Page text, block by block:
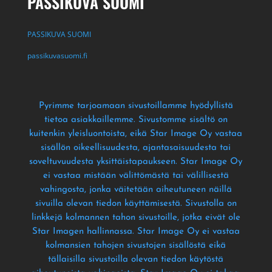
PASSIKUVA SUOMI
passikuvasuomi.fi
Pyrimme tarjoamaan sivustoillamme hyödyllistä
tietoa asiakkaillemme. Sivustomme sisältö on
kuitenkin yleisluontoista, eikä Star Image Oy vastaa
sisällön oikeellisuudesta, ajantasaisuudesta tai
soveltuvuudesta yksittäistapaukseen. Star Image Oy
ei vastaa mistään välittömästä tai välillisestä
vahingosta, jonka väitetään aiheutuneen näillä
sivuilla olevan tiedon käyttämisestä. Sivustolla on
linkkejä kolmannen tahon sivustoille, jotka eivät ole
Star Imagen hallinnassa. Star Image Oy ei vastaa
kolmansien tahojen sivustojen sisällöstä eikä
tällaisilla sivustoilla olevan tiedon käytöstä